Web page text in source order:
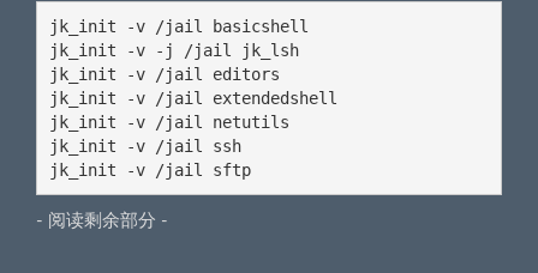
jk_init -v /jail basicshell
jk_init -v -j /jail jk_lsh
jk_init -v /jail editors
jk_init -v /jail extendedshell
jk_init -v /jail netutils
jk_init -v /jail ssh
jk_init -v /jail sftp
- 阅读剩余部分 -